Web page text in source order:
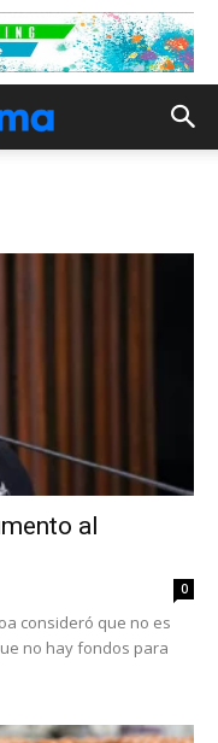
al
0
consideró que no es
no hay fondos para